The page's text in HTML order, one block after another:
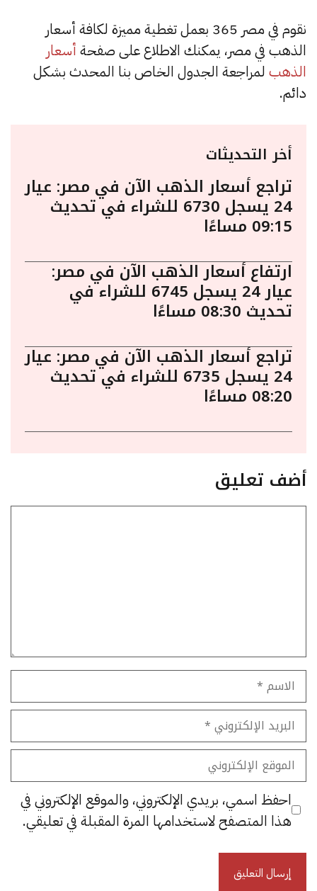
نقوم في مصر 365 بعمل تغطية مميزة لكافة أسعار
الذهب في مصر، يمكنك الاطلاع على صفحة أسعار
الذهب لمراجعة الجدول الخاص بنا المحدث بشكل
دائم.
أخر التحديثات
تراجع أسعار الذهب الآن في مصر: عيار
24 يسجل 6730 للشراء في تحديث
09:15 مساءًا
ارتفاع أسعار الذهب الآن في مصر:
عيار 24 يسجل 6745 للشراء في
تحديث 08:30 مساءًا
تراجع أسعار الذهب الآن في مصر: عيار
24 يسجل 6735 للشراء في تحديث
08:20 مساءًا
أضف تعليق
الاسم
البريد
الإلكتروني
الموقع
الإلكتروني
احفظ اسمي، بريدي الإلكتروني، والموقع الإلكتروني في
هذا المتصفح لاستخدامها المرة المقبلة في تعليقي.